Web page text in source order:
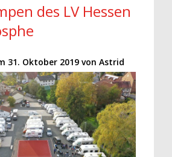
des LV Hessen
31. Oktober 2019 von Astrid